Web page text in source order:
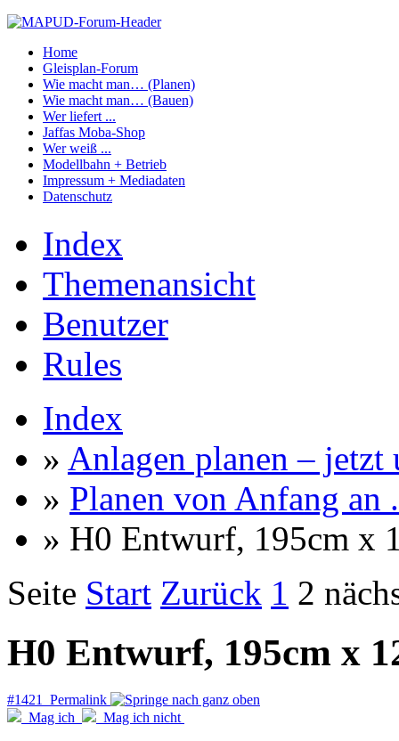
Home
Gleisplan-Forum
Wie macht man… (Planen)
Wie macht man… (Bauen)
Wer liefert ...
Jaffas Moba-Shop
Wer weiß ...
Modellbahn + Betrieb
Impressum + Mediadaten
Datenschutz
Index
Themenansicht
Benutzer
Rules
Index
» Anlagen planen – jetzt
» Planen von Anfang an
» H0 Entwurf, 195cm x
Seite Start Zurück 1 2
H0 Entwurf, 195cm x
#1421 Permalink
Mag ich
Mag ich nicht